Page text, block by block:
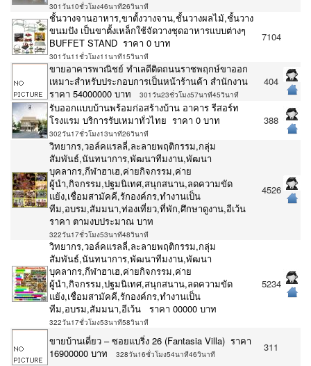
301วัน10ชั่วโมง46นาที26วินาที
ชั้นวางจานอาหาร,ขาตั้งวางจาน,ชั้นวางผลไม้,ชั้นวาง
ขนมปัง เป็นขาตั้งเหล็กใช้จัดวางชุดอาหารแบบต่างๆ
BUFFET STAND ราคา 0 บาท
301วัน11ชั่วโมง11นาที15วินาที
7104
ขายอาคารพาณิชย์ ทำเลดีติดถนนราชพฤกษ์ขาออก
เหมาะสำหรับประกอบการเป็นหน้าร้านค้า สำนักงาน
ราคา 54000000 บาท
301วัน23ชั่วโมง57นาที45วินาที
404
รับออกแบบบ้านพร้อมก่อสร้างบ้าน อาคาร รีสอร์ท
โรงแรม บริการรับเหมาทั่วไทย ราคา 0 บาท
302วัน17ชั่วโมง13นาที26วินาที
388
วิทยากร,วอล์คแรลลี่,ละลายพฤติกรรม,กลุ่ม
สัมพันธ์,นันทนาการ,พัฒนาทีมงาน,พัฒนา
บุคลากร,กีฬาฮาเฮ,ค่ายกิจกรรม,ค่าย
ผู้นำ,กิจกรรม,ปฐมนิเทศ,สนุกสนาน,ลดความขัด
แย้ง,เชื่อมสามัคคี,รักองค์กร,ทำงานเป็น
ทีม,อบรม,สัมมนา,ท่องเที่ยว,ที่พัก,ศึกษาดูงาน,อีเว้น
ราคา ตามงบประมาณ บาท
322วัน17ชั่วโมง53นาที48วินาที
4526
วิทยากร,วอล์คแรลลี่,ละลายพฤติกรรม,กลุ่ม
สัมพันธ์,นันทนาการ,พัฒนาทีมงาน,พัฒนา
บุคลากร,กีฬาฮาเฮ,ค่ายกิจกรรม,ค่าย
ผู้นำ,กิจกรรม,ปฐมนิเทศ,สนุกสนาน,ลดความขัด
แย้ง,เชื่อมสามัคคี,รักองค์กร,ทำงานเป็น
ทีม,อบรม,สัมมนา,อีเว้น ราคา 00000 บาท
322วัน17ชั่วโมง53นาที58วินาที
5234
ขายบ้านเดี่ยว – ซอยแบริ่ง 26 (Fantasia Villa) ราคา
16900000 บาท
328วัน16ชั่วโมง54นาที46วินาที
311